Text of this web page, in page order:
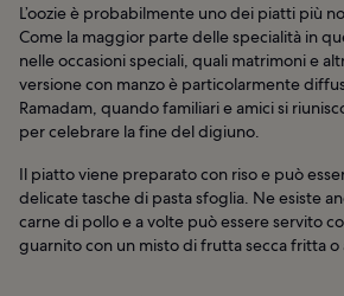
L’oozie è probabilmente uno dei piatti più
Come la maggior parte delle specialità in
nelle occasioni speciali, quali matrimoni e
versione con manzo è particolarmente
Ramadam, quando familiari e amici si
per celebrare la fine del digiuno.
Il piatto viene preparato con riso e può
delicate tasche di pasta sfoglia. Ne esiste
carne di pollo e a volte può essere servito
guarnito con un misto di frutta secca fritta o